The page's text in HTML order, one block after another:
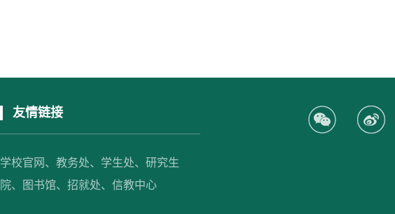
友情链接
学校官网、 教务处、 学生处、 研究生
院、
图书馆、 招就处、 信教中心